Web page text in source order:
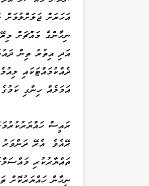
އަހަރަށް
ނިހާންގެ މައްޗަށް
އަދި އިތުރު ތިން
ދެއްކުމައްޓަކައި
އަމަލެއް ހިންގި
ރައީސް
ރޭއެވެ. އެރޭ
ތައްޔާރުކުރި
ނިހާން ހައްޔަރުކޮށް